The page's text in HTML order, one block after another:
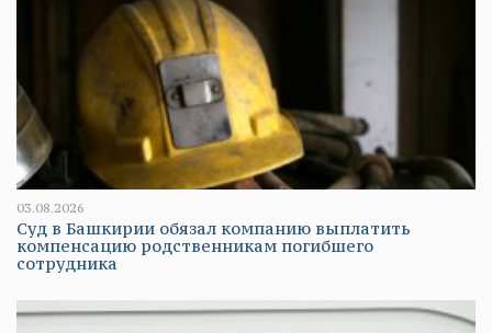
03.08.2026
Суд в Башкирии обязал компанию выплатить
компенсацию родственникам погибшего
сотрудника